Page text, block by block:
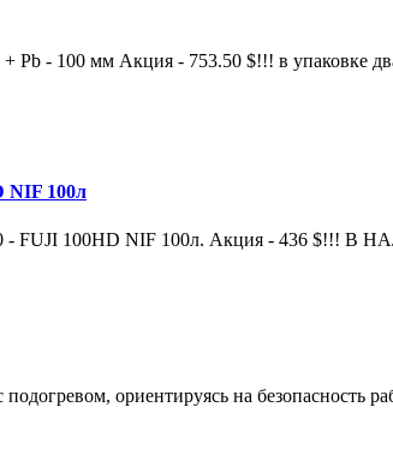
100 мм Акция - 753.50 $!!! в упаковке
NIF 100л
FUJI 100HD NIF 100л. Акция - 436 $!!! В
ориентируясь на безопасность